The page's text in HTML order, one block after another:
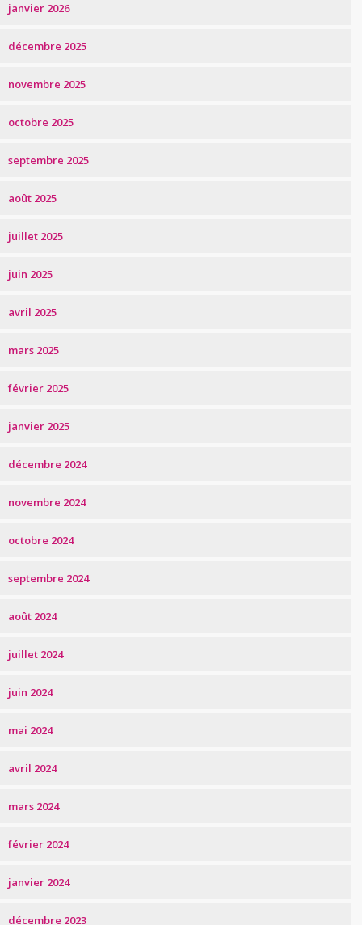
janvier 2026
décembre 2025
novembre 2025
octobre 2025
septembre 2025
août 2025
juillet 2025
juin 2025
avril 2025
mars 2025
février 2025
janvier 2025
décembre 2024
novembre 2024
octobre 2024
septembre 2024
août 2024
juillet 2024
juin 2024
mai 2024
avril 2024
mars 2024
février 2024
janvier 2024
décembre 2023